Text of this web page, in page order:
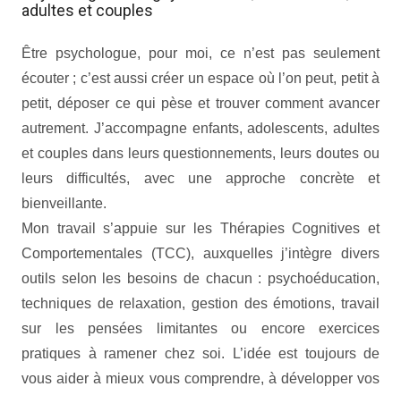
adultes et couples
Être psychologue, pour moi, ce n’est pas seulement
écouter ; c’est aussi créer un espace où l’on peut, petit à
petit, déposer ce qui pèse et trouver comment avancer
autrement. J’accompagne enfants, adolescents, adultes
et couples dans leurs questionnements, leurs doutes ou
leurs difficultés, avec une approche concrète et
bienveillante.
Mon travail s’appuie sur les Thérapies Cognitives et
Comportementales (TCC), auxquelles j’intègre divers
outils selon les besoins de chacun : psychoéducation,
techniques de relaxation, gestion des émotions, travail
sur les pensées limitantes ou encore exercices
pratiques à ramener chez soi. L’idée est toujours de
vous aider à mieux vous comprendre, à développer vos